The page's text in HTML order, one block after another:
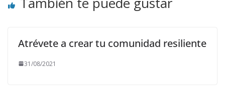
Atrévete a crear tu comunidad resiliente
31/08/2021